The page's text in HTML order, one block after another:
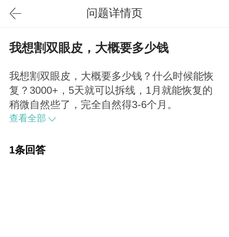
问题详情页
我想割双眼皮，大概要多少钱
我想割双眼皮，大概要多少钱？什么时候能恢
复？3000+，5天就可以拆线，1月就能恢复的
稍微自然些了，完全自然得3-6个月。
查看全部
1条回答